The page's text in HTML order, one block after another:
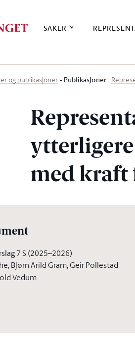
SAKER
og publikasjoner Publikasjoner:
med kraft
7 S (2025–2026)
Bjørn Arild Gram, Geir Pollestad
Vedum